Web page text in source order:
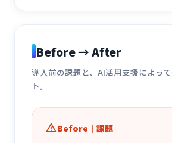
Before → After
導入前の課題と、AI活用支援によっ
ト。
Before｜課題